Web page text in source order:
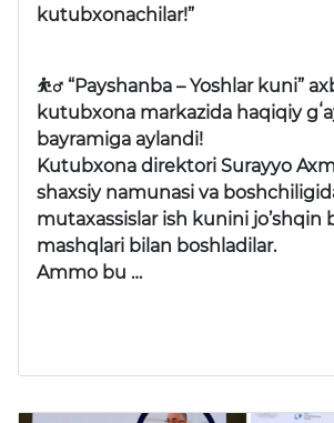
kutubxonachilar!”
⛹️‍♂️ “Payshanba – Yoshlar kuni”
kutubxona markazida haqiqiy
bayramiga aylandi!
Kutubxona direktori Surayyo
shaxsiy namunasi va
mutaxassislar ish kunini jo’shqin
mashqlari bilan boshladilar.
Ammo bu …